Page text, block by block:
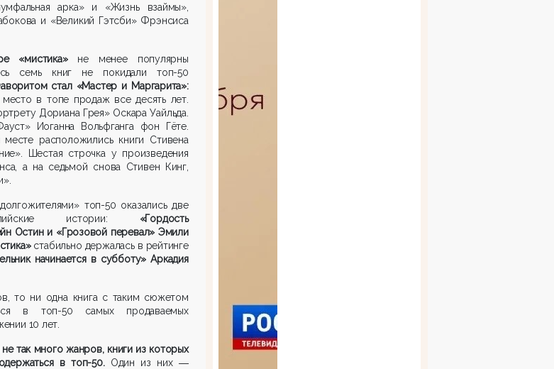
арка» и «Жизнь взаймы»,
и «Великий Гэтсби» Фрэнсиса
«мистика» не менее популярны
семь книг не покидали топ-50
аворитом стал «Мастер и Маргарита»:
в топе продаж все десять лет.
Дориана Грея» Оскара Уайльда.
Иоганна Вольфганга фон Гёте.
расположились книги Стивена
Шестая строчка у произведения
а на седьмой снова Стивен Кинг,
топ-50 оказались две
истории: «Гордость
Остин и «Грозовой перевал» Эмили
стабильно держалась в рейтинге
начинается в субботу» Аркадия
то ни одна книга с таким сюжетом
в топ-50 самых продаваемых
10 лет.
не так много жанров, книги из которых
в топ-50. Один из них ―